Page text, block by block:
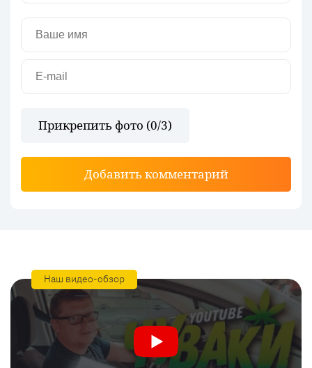
Прикрепить фото (0/3)
Добавить комментарий
Наш видео-обзор